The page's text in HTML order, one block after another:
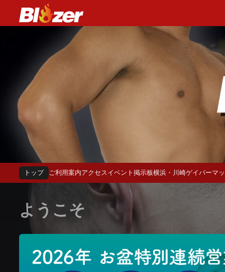
ト ッ プ ご利 用案内アク セスイベン ト 掲示板横浜・ 川 崎ゲイバーマ ッ
ようこそ